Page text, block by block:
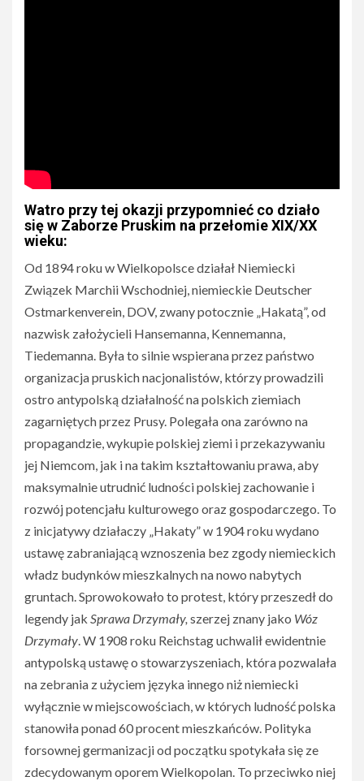
Watro przy tej okazji przypomnieć co działo
się w Zaborze Pruskim na przełomie XIX/XX
wieku:
Od 1894 roku w Wielkopolsce działał Niemiecki
Związek Marchii Wschodniej, niemieckie Deutscher
Ostmarkenverein, DOV, zwany potocznie „Hakatą”, od
nazwisk założycieli Hansemanna, Kennemanna,
Tiedemanna. Była to silnie wspierana przez państwo
organizacja pruskich nacjonalistów, którzy prowadzili
ostro antypolską działalność na polskich ziemiach
zagarniętych przez Prusy. Polegała ona zarówno na
propagandzie, wykupie polskiej ziemi i przekazywaniu
jej Niemcom, jak i na takim kształtowaniu prawa, aby
maksymalnie utrudnić ludności polskiej zachowanie i
rozwój potencjału kulturowego oraz gospodarczego. To
z inicjatywy działaczy „Hakaty” w 1904 roku wydano
ustawę zabraniającą wznoszenia bez zgody niemieckich
władz budynków mieszkalnych na nowo nabytych
gruntach. Sprowokowało to protest, który przeszedł do
legendy jak Sprawa Drzymały, szerzej znany jako Wóz
Drzymały. W 1908 roku Reichstag uchwalił ewidentnie
antypolską ustawę o stowarzyszeniach, która pozwalała
na zebrania z użyciem języka innego niż niemiecki
wyłącznie w miejscowościach, w których ludność polska
stanowiła ponad 60 procent mieszkańców. Polityka
forsownej germanizacji od początku spotykała się ze
zdecydowanym oporem Wielkopolan. To przeciwko niej